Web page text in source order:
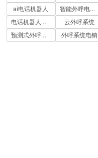
ai电话机器人
智能外呼电销机器人
电话机器人外呼
云外呼系统
预测式外呼系统
外呼系统电销